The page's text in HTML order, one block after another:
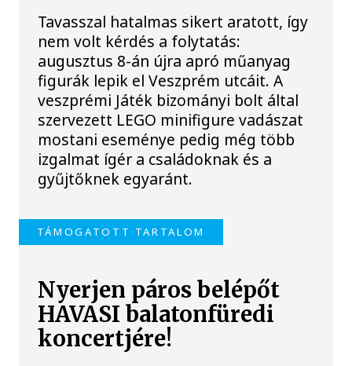
Tavasszal hatalmas sikert aratott, így
nem volt kérdés a folytatás:
augusztus 8-án újra apró műanyag
figurák lepik el Veszprém utcáit. A
veszprémi Játék bizományi bolt által
szervezett LEGO minifigure vadászat
mostani eseménye pedig még több
izgalmat ígér a családoknak és a
gyűjtőknek egyaránt.
TÁMOGATOTT TARTALOM
Nyerjen páros belépőt
HAVASI balatonfüredi
koncertjére!